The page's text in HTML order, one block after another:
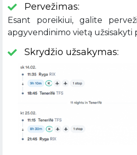
Pervežimas:
Esant poreikiui, galite
apgyvendinimo vietą užsisakyti
Skrydžio užsakymas: